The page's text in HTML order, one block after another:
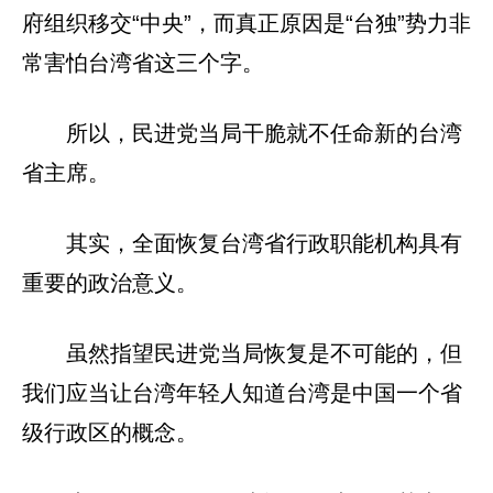
府组织移交“中央”，而真正原因是“台独”势力非
常害怕台湾省这三个字。
所以，民进党当局干脆就不任命新的台湾
省主席。
其实，全面恢复台湾省行政职能机构具有
重要的政治意义。
虽然指望民进党当局恢复是不可能的，但
我们应当让台湾年轻人知道台湾是中国一个省
级行政区的概念。